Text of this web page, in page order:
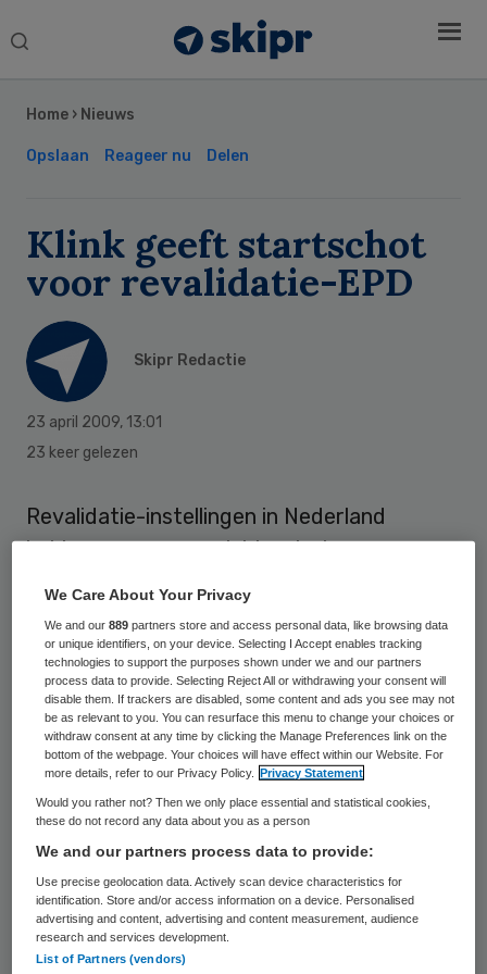
Search
Home › Nieuws
Opslaan Reageer nu Delen
Klink geeft startschot
voor revalidatie-EPD
Skipr Redactie
23 april 2009, 13:01
23 keer gelezen
Revalidatie-instellingen in Nederland
hebben samen een elektronisch
ontwikkeld. Woensdag 22 april heeft
minister Klink van het ministerie van VWS
tijdens de landelijke bijeenkomst van
Revalidatie Nederland de start van de
invoering van het revalidatie-EPD
aangekondigd.
Initiatief op de werkvloer
Het revalidatie-EPD is een initiatief naast
het landelijk EPD waarin huisartsen,
apothekers en specialisten in ziekenhuizen
Sidebar
We Care About Your Privacy
We and our889 partners store and access personal data, like browsing data
or unique identifiers, on your device. Selecting I Accept enables tracking
technologies to support the purposes shown under we and our partners
process data to provide. Selecting Reject All or withdrawing your consent will
disable them. If trackers are disabled, some content and ads you see may not
be as relevant to you. You can resurface this menu to change your choices or
withdraw consent at any time by clicking the Manage Preferences link on the
bottom of the webpage. Your choices will have effect within our Website. For
more details, refer to our Privacy Policy.
Privacy Statement
Would you rather not? Then we only place essential and statistical cookies,
these do not record any data about you as a person
We and our partners process data to provide:
Use precise geolocation data. Actively scan device characteristics for
identification. Store and/or access information on a device. Personalised
advertising and content, advertising and content measurement, audience
research and services development.
List of Partners (vendors)